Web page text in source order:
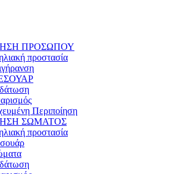
ΠΡΟΣΩΠΟΥ
προστασία
Περιποίηση
ΣΩΜΑΤΟΣ
προστασία